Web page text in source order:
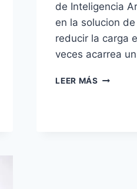
de Inteligencia
en la solucion
reducir la carga
veces acarrea
LEER MÁS